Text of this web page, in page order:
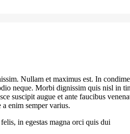
Nullam et maximus est. In
neque. Morbi dignissim quis nisl in
suscipit augue et ante faucibus
enim semper varius.
in egestas magna orci quis dui